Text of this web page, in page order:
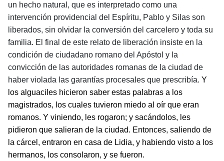
un hecho natural, que es interpretado como una
intervención providencial del Espíritu, Pablo y Silas son
liberados, sin olvidar la conversión del carcelero y toda su
familia. El final de este relato de liberación insiste en la
condición de ciudadano romano del Apóstol y la
convicción de las autoridades romanas de la ciudad de
haber violada las garantías procesales que prescribía. Y
los alguaciles hicieron saber estas palabras a los
magistrados, los cuales tuvieron miedo al oír que eran
romanos. Y viniendo, les rogaron; y sacándolos, les
pidieron que salieran de la ciudad. Entonces, saliendo de
la cárcel, entraron en casa de Lidia, y habiendo visto a los
hermanos, los consolaron, y se fueron.